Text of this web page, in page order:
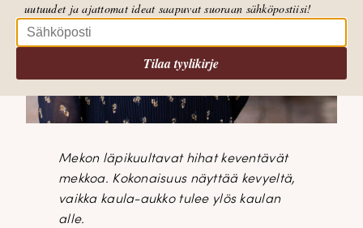
Mekon läpikuultavat hihat keventävät
mekkoa. Kokonaisuus näyttää kevyeltä,
vaikka kaula-aukko tulee ylös kaulan
alle.
uutuudet ja ajattomat ideat saapuvat suoraan sähköpostiisi!
Tilaa tyylikirje